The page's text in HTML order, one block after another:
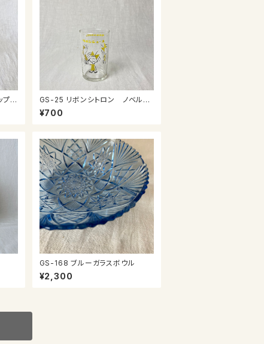
GS-25 リボンシトロン ノベルテ
ィグラス
¥700
GS-168 ブルーガラスボウル
¥2,300